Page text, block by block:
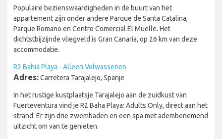
Populaire bezienswaardigheden in de buurt van het
appartement zijn onder andere Parque de Santa Catalina,
Parque Romano en Centro Comercial El Muelle. Het
dichtstbijzijnde vliegveld is Gran Canaria, op 26 km van deze
accommodatie.
R2 Bahia Playa - Alleen Volwassenen
Adres:Carretera Tarajalejo, Spanje
In het rustige kustplaatsje Tarajalejo aan de zuidkust van
Fuerteventura vind je R2 Baha Playa: Adults Only, direct aan het
strand. Er zijn drie zwembaden en een spa met adembenemend
uitzicht om van te genieten.